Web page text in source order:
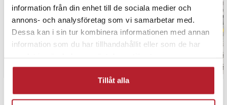
information från din enhet till de sociala medier och
annons- och analysföretag som vi samarbetar med.
Dessa kan i sin tur kombinera informationen med annan
information som du har tillhandahållit eller som de har
Tillåt alla
PRISGARANTI